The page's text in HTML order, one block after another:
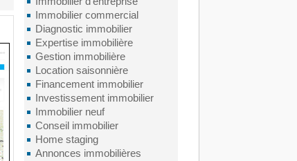
Immobilier commercial
Diagnostic immobilier
Expertise immobilière
Gestion immobilière
Location saisonnière
Financement immobilier
Investissement immobilier
Immobilier neuf
Conseil immobilier
Home staging
Annonces immobilières